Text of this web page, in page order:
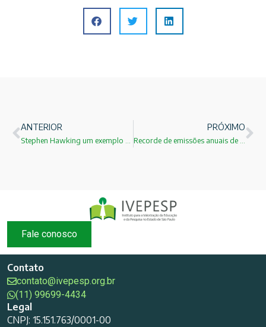
ANTERIOR PRÓXIMO
Fale conosco
Contato
contato@ivepesp.org.br
(11) 99699-4434
Legal
CNPJ: 15.151.763/0001-00